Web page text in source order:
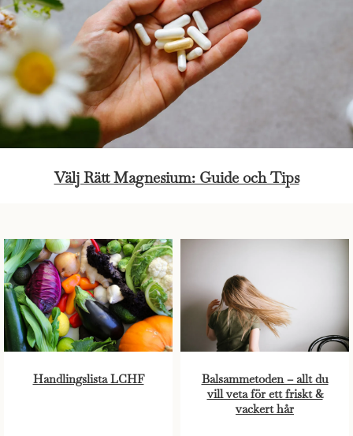
Välj Rätt Magnesium: Guide och Tips
Handlingslista LCHF
Balsammetoden – allt du
vill veta för ett friskt &
vackert hår